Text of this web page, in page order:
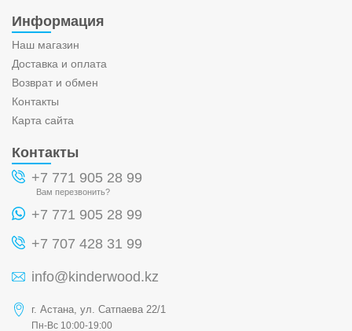
Информация
Наш магазин
Доставка и оплата
Возврат и обмен
Контакты
Карта сайта
Контакты
+7 771 905 28 99
Вам перезвонить?
+7 771 905 28 99
+7 707 428 31 99
info@kinderwood.kz
г. Астана, ул. Сатпаева 22/1
Пн-Вс 10:00-19:00